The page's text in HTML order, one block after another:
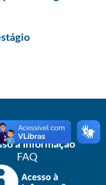
à Informação
FAQ